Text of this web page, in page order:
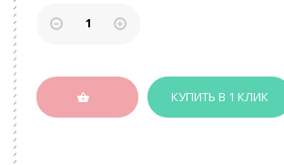
КУПИТЬ В 1 КЛИК